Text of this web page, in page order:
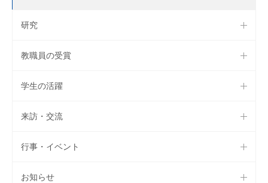
研究
教職員の受賞
学生の活躍
来訪・交流
行事・イベント
お知らせ